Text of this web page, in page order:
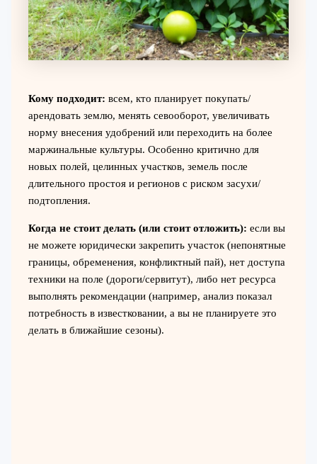
Кому подходит: всем, кто планирует покупать/
арендовать землю, менять севооборот, увеличивать
норму внесения удобрений или переходить на более
маржинальные культуры. Особенно критично для
новых полей, целинных участков, земель после
длительного простоя и регионов с риском засухи/
подтопления.
Когда не стоит делать (или стоит отложить): если вы
не можете юридически закрепить участок (непонятные
границы, обременения, конфликтный пай), нет доступа
техники на поле (дороги/сервитут), либо нет ресурса
выполнять рекомендации (например, анализ показал
потребность в известковании, а вы не планируете это
делать в ближайшие сезоны).